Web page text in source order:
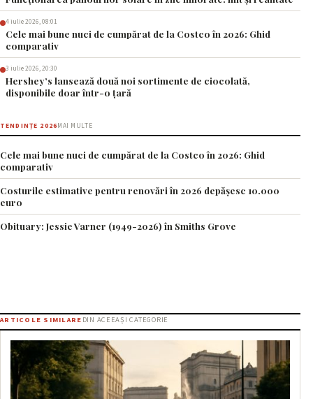
4 iulie 2026, 08:01
Cele mai bune nuci de cumpărat de la Costco în 2026: Ghid
comparativ
3 iulie 2026, 20:30
Hershey’s lansează două noi sortimente de ciocolată,
disponibile doar într-o țară
TENDINȚE 2026MAI MULTE
Cele mai bune nuci de cumpărat de la Costco în 2026: Ghid
comparativ
Costurile estimative pentru renovări în 2026 depășesc 10.000
euro
Obituary: Jessie Varner (1949-2026) în Smiths Grove
ARTICOLE SIMILARE DIN ACEEAȘI CATEGORIE